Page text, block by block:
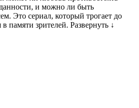
и можно ли быть
Это сериал, который трогает до
в памяти зрителей. Развернуть ↓